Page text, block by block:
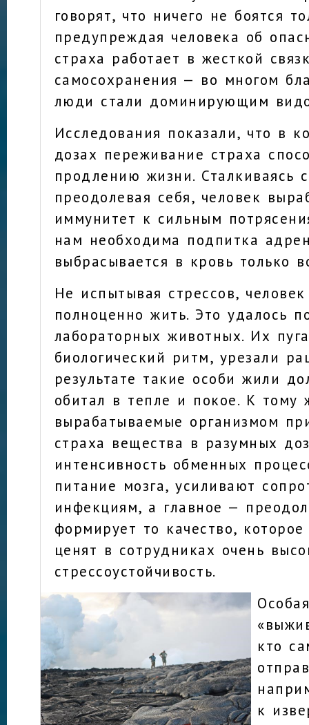
говорят, что ничего не боятся
предупреждая человека об
страха работает в жесткой
самосохранения — во многом
люди стали доминирующим
Исследования показали, что в
дозах переживание страха
продлению жизни. Сталкиваясь
преодолевая себя, человек
иммунитет к сильным
нам необходима подпитка
выбрасывается в кровь только
Не испытывая стрессов,
полноценно жить. Это удалось
лабораторных животных. Их
биологический ритм, урезали
результате такие особи жили
обитал в тепле и покое. К тому
вырабатываемые организмом
страха вещества в разумных
интенсивность обменных
питание мозга, усиливают
инфекциям, а главное —
формирует то качество,
ценят в сотрудниках очень
стрессоустойчивость.
кто
к